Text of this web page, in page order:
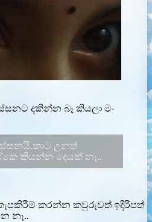
දකින්න බෑ කියලා මං
උනත්
කියන්න දෙයක් නෑ..
කරන්න කවුරුවත් ඉදිරිපත්
නෑ..